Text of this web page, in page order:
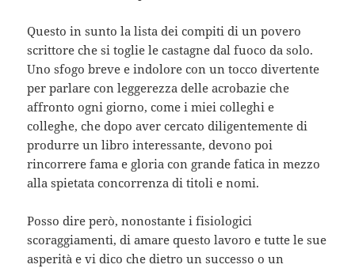
Questo in sunto la lista dei compiti di un povero
scrittore che si toglie le castagne dal fuoco da solo.
Uno sfogo breve e indolore con un tocco divertente
per parlare con leggerezza delle acrobazie che
affronto ogni giorno, come i miei colleghi e
colleghe, che dopo aver cercato diligentemente di
produrre un libro interessante, devono poi
rincorrere fama e gloria con grande fatica in mezzo
alla spietata concorrenza di titoli e nomi.
Posso dire però, nonostante i fisiologici
scoraggiamenti, di amare questo lavoro e tutte le sue
asperità e vi dico che dietro un successo o un